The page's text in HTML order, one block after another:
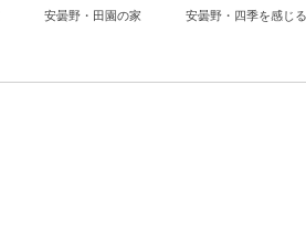
安曇野・田園の家 安曇野・四季を感じ